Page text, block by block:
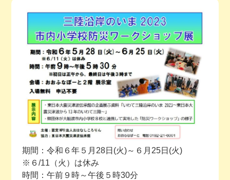
今月の予定
活動場所のご案内
ファンクラブのご案内
お問い合わせ
期間：令和６年５月28日(火)～６月25日(火)
※６/11（火）は休み
時間：午前９時～午後５時30分